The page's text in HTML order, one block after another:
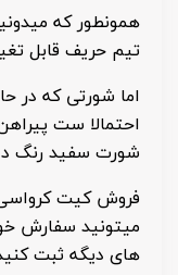
همونطور که
تیم حریف قابل
اما شورتی که در
احتمالا ست
شورت سفید رنگ
فروش کیت
میتونید سفارش
های دیگه ثبت